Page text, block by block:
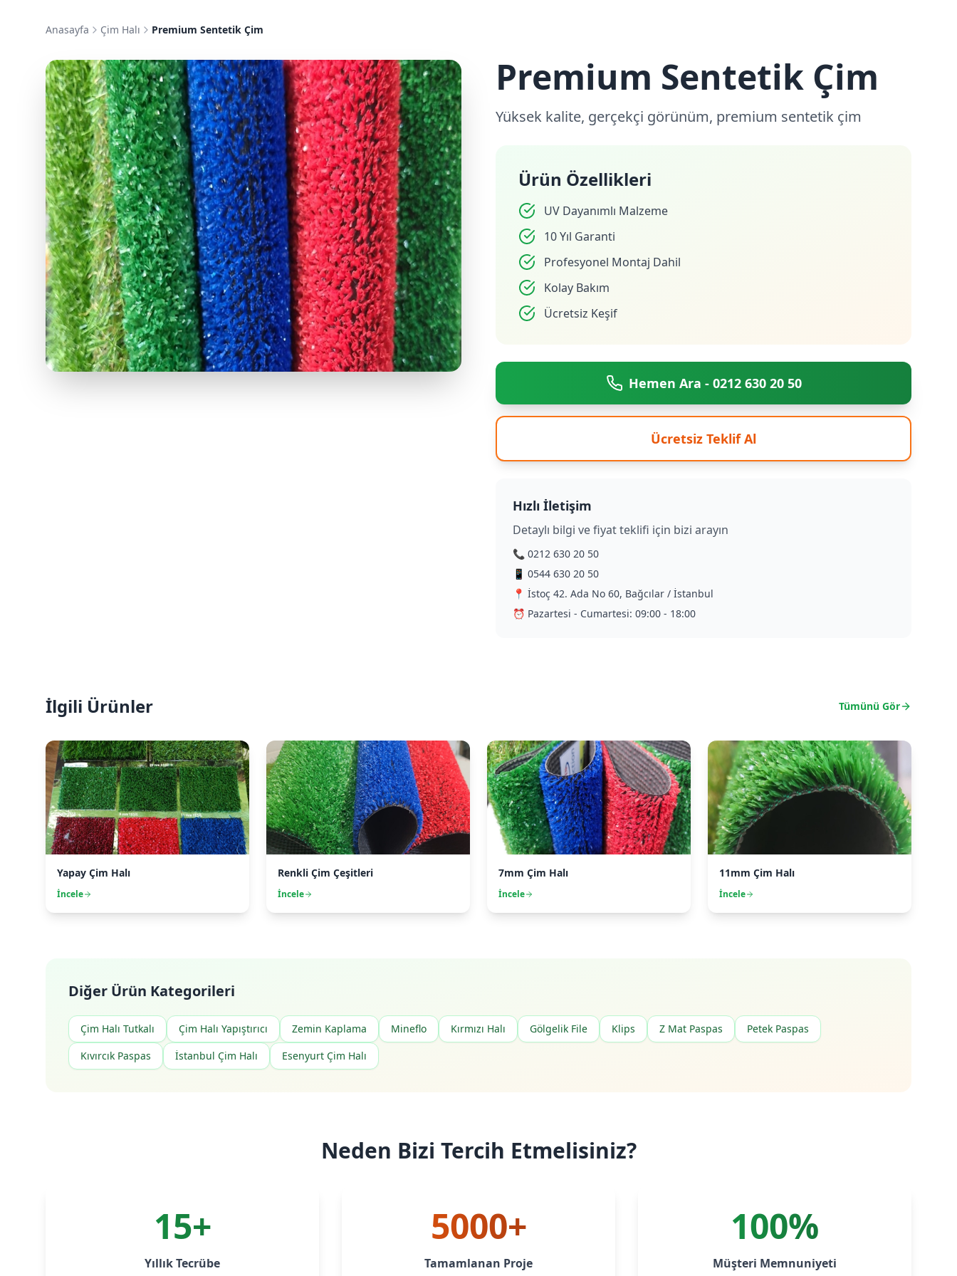
Anasayfa Çim Halı Premium Sentetik Çim
Premium Sentetik Çim
Yüksek kalite, gerçekçi görünüm, premium sentetik çim
Ürün Özellikleri
UV Dayanımlı Malzeme
10 Yıl Garanti
Profesyonel Montaj Dahil
Kolay Bakım
Ücretsiz Keşif
Hemen Ara - 0212 630 20 50
Ücretsiz Teklif Al
Hızlı İletişim
Detaylı bilgi ve fiyat teklifi için bizi arayın
📞 0212 630 20 50
📱 0544 630 20 50
📍 İstoç 42. Ada No 60, Bağcılar / İstanbul
⏰ Pazartesi - Cumartesi: 09:00 - 18:00
İlgili Ürünler Tümünü Gör
Yapay Çim Halı
İncele
Renkli Çim Çeşitleri
İncele
7mm Çim Halı
İncele
11mm Çim Halı
İncele
Diğer Ürün Kategorileri
Çim Halı Tutkalı Çim Halı Yapıştırıcı Zemin Kaplama Mineflo Kırmızı Halı Gölgelik File Klips Z Mat Paspas
Petek Paspas
Kıvırcık Paspas
İstanbul Çim Halı Esenyurt Çim Halı
Neden Bizi Tercih Etmelisiniz?
15+
Yıllık Tecrübe
5000+
Tamamlanan Proje
100%
Müşteri Memnuniyeti